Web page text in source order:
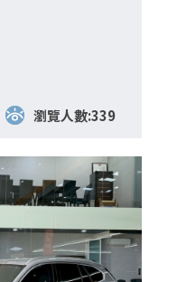
瀏覽人數:339